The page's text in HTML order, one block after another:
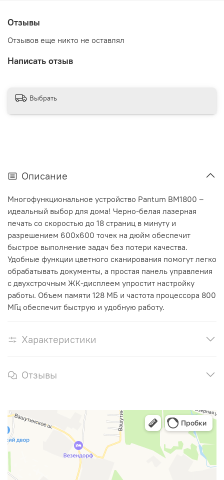
Отзывы
Отзывов еще никто не оставлял
Написать отзыв
Выбрать
Описание
Многофункциональное устройство Pantum BM1800 –
идеальный выбор для дома! Черно-белая лазерная
печать со скоростью до 18 страниц в минуту и
разрешением 600x600 точек на дюйм обеспечит
быстрое выполнение задач без потери качества.
Удобные функции цветного сканирования помогут легко
обрабатывать документы, а простая панель управления
с двухстрочным ЖК-дисплеем упростит настройку
работы. Объем памяти 128 МБ и частота процессора 800
МГц обеспечит быструю и удобную работу.
Характеристики
Отзывы